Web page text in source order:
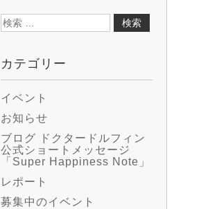
検
カテゴリー
イベント
お知らせ
ブログ ドクタードルフィン
公式ショートメッセージ
「Super Happiness Note」
レポート
募集中のイベント